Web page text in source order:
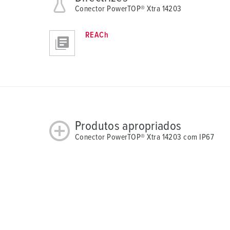
Conector PowerTOP® Xtra 14203
REACh
Produtos apropriados
Conector PowerTOP® Xtra 14203 com IP67